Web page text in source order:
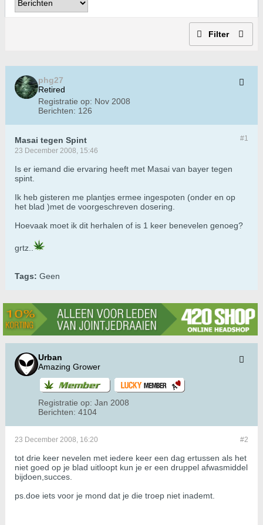
Filter
phg27
Retired
Registratie op: Nov 2008
Berichten: 126
#1
Masai tegen Spint
23 December 2008, 15:46
Is er iemand die ervaring heeft met Masai van bayer tegen
spint.
Ik heb gisteren me plantjes ermee ingespoten (onder en op
het blad )met de voorgeschreven dosering.
Hoevaak moet ik dit herhalen of is 1 keer benevelen genoeg?
grtz..
Tags: Geen
Urban
Amazing Grower
Registratie op: Jan 2008
Berichten: 4104
#2
23 December 2008, 16:20
tot drie keer nevelen met iedere keer een dag ertussen als het
niet goed op je blad uitloopt kun je er een druppel afwasmiddel
bijdoen,succes.
ps.doe iets voor je mond dat je die troep niet inademt.